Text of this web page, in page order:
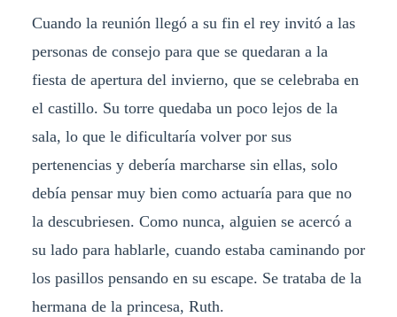
Cuando la reunión llegó a su fin el rey invitó a las
personas de consejo para que se quedaran a la
fiesta de apertura del invierno, que se celebraba en
el castillo. Su torre quedaba un poco lejos de la
sala, lo que le dificultaría volver por sus
pertenencias y debería marcharse sin ellas, solo
debía pensar muy bien como actuaría para que no
la descubriesen. Como nunca, alguien se acercó a
su lado para hablarle, cuando estaba caminando por
los pasillos pensando en su escape. Se trataba de la
hermana de la princesa, Ruth.